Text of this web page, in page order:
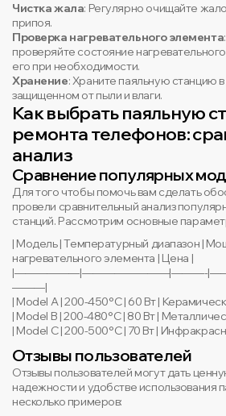
Чистка жала: Регулярно очищайте
припоя.
Проверка нагревательного элемента
проверяйте состояние
его при необходимости.
Хранение: Храните паяльную станцию
защищенном от пыли и влаги.
Как выбрать паяльную
ремонта телефонов:
анализ
Сравнение популярных
Для того чтобы помочь вам сделать
провели сравнительный анализ
станций. Рассмотрим основные
| Модель | Температурный диапазон |
нагревательного элемента | Цена |
|——————|————————|———-
———|
| Model A | 200-450°C | 60 Вт |
| Model B | 200-480°C | 80 Вт |
| Model C | 200-500°C | 70 Вт |
Отзывы пользователей
Отзывы пользователей могут дать
надежности и удобстве использования
несколько примеров: